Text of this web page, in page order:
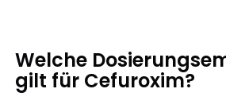
Welche
gilt für Cefuroxim?